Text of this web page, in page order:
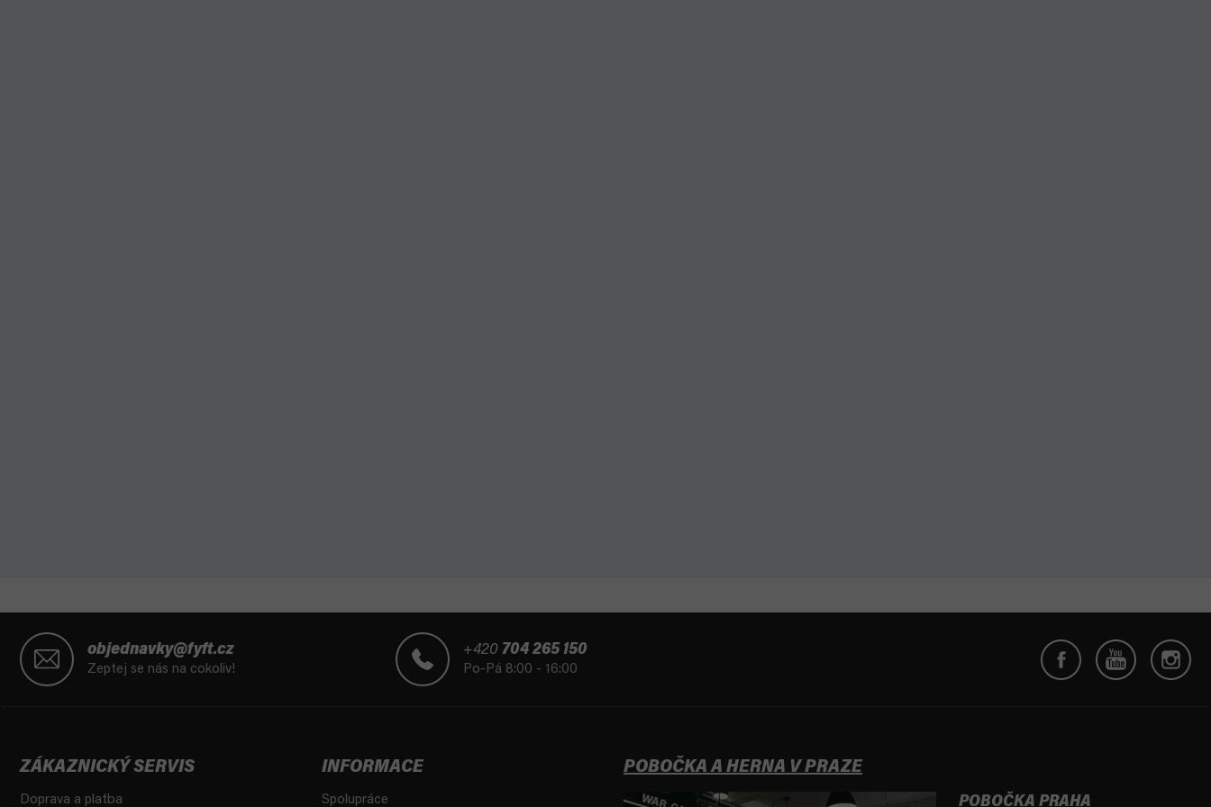
objednavky@fyft.cz
Zeptej se nás na cokoliv!
+420 704 265 150
Po-Pá 8:00 - 16:00
ZÁKAZNICKÝ SERVIS
Doprava a platba
INFORMACE
Spolupráce
POBOČKA A HERNA V PRAZE
POBOČKA PRAHA